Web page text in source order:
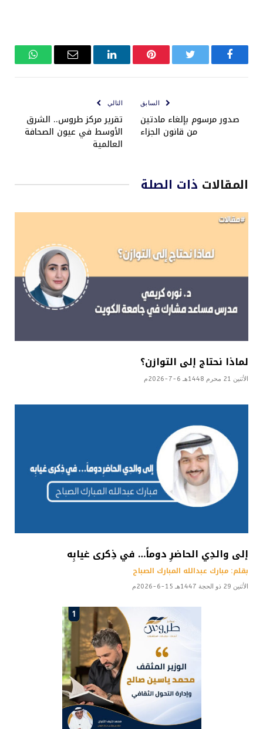
فيسبوك تويتر بينتيريستلينكدإن
البريد
واتساب
السابق
صدور مرسوم بإلغاء مادتين
من قانون الجزاء
التالي
تقرير مركز طروس.. الشرق
الأوسط في عيون الصحافة
العالمية
المقالات ذات الصلة
لماذا نحتاج إلى التوازن؟
الأثنين 21 محرم 1448هـ 6-7-2026م
إلى والدِي الحاضرِ دوماً… في ذِكرى غيابِه
بقلم: مبارك عبدالله المبارك الصباح
الأثنين 29 ذو الحجة 1447هـ 15-6-2026م